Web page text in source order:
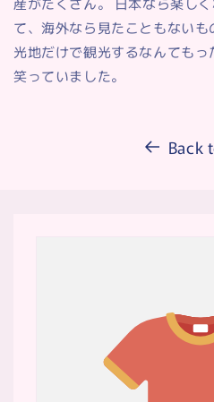
て、海外なら見たこともない
光地だけで観光するなんても
笑っていました。
Back